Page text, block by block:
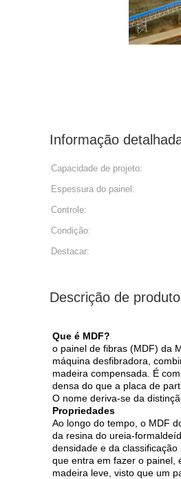
Informação
Capacidade de projeto:
Espessura do painel:
Controle:
Condição:
Destacar:
Descrição de produto
Que é MDF?
o painel de fibras (MDF) da
máquina desfibradora,
madeira compensada. É
densa do que a placa de
O nome deriva-se da
Propriedades
Ao longo do tempo, o MDF
da resina do ureia-
densidade e da
que entra em fazer o painel,
madeira leve, visto que um